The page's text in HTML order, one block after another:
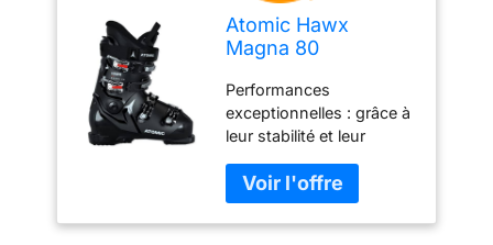
Atomic Hawx
Magna 80
Pointure 43,5-44,
Adulte,
Noir/Blanc/Rouge,
Coupe De 102 mm
De Large,
Construction Stable
Prolite, Memory Fit
Performances
exceptionnelles : grâce à
leur stabilité et leur
chaussures de ski pour
hommes et femmes
offrent les meilleures